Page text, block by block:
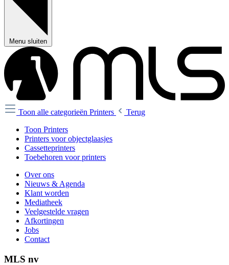
Menu sluiten
Toon alle categorieën Printers
Terug
Toon Printers
Printers voor objectglaasjes
Cassetteprinters
Toebehoren voor printers
Over ons
Nieuws & Agenda
Klant worden
Mediatheek
Veelgestelde vragen
Afkortingen
Jobs
Contact
MLS nv